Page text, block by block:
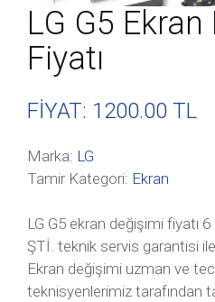
LG G5
Fiyatı
FİYAT: 1200.00 TL
Marka: LG
Tamir Kategori: Ekran
LG G5 ekran değişimi fiyatı
ŞTİ. teknik servis garantisi
Ekran değişimi uzman ve
teknisyenlerimiz tarafından